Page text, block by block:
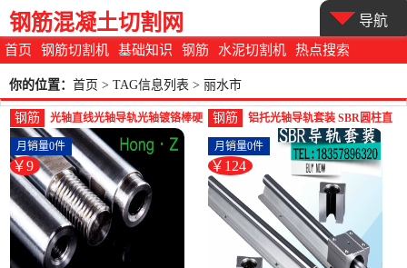
首页 钢筋切割机 基础知识 钢筋 水泥切割机 热点搜索
钢筋混凝土切割网 导航
你的位置： 首页 > TAG信息列表 > 丽水市
钢筋
光轴直线光轴导轨光轴镀铬棒硬
轴不锈钢光轴非标光轴4-圆棒钢
(百年轮家具旗舰店仅售8.55元)
￥9
月销量0件
钢筋
铝托光轴导轨套装 SBR圆柱直
线滑轨 45#钢镀铬-圆棒钢(欣羽
佳家具旗舰店仅售123.5元)
￥124
月销量0件